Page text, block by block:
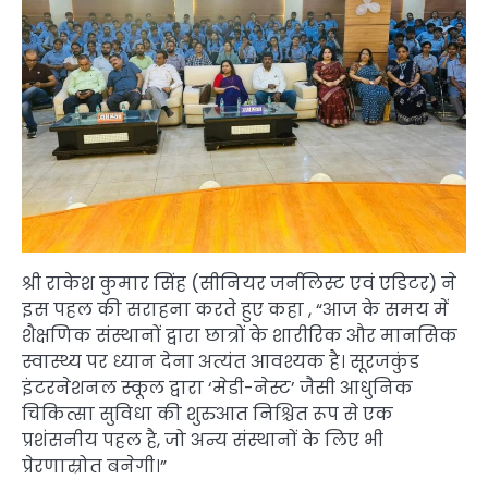
श्री राकेश कुमार सिंह (सीनियर जर्नलिस्ट एवं एडिटर) ने
इस पहल की सराहना करते हुए कहा , “आज के समय में
शैक्षणिक संस्थानों द्वारा छात्रों के शारीरिक और मानसिक
स्वास्थ्य पर ध्यान देना अत्यंत आवश्यक है। सूरजकुंड
इंटरनेशनल स्कूल द्वारा ‘मेडी-नेस्ट’ जैसी आधुनिक
चिकित्सा सुविधा की शुरुआत निश्चित रूप से एक
प्रशंसनीय पहल है, जो अन्य संस्थानों के लिए भी
प्रेरणास्रोत बनेगी।”